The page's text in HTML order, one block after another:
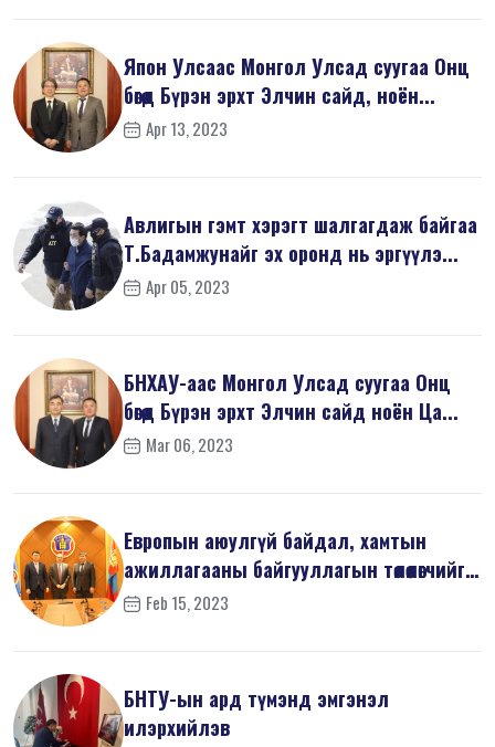
Япон Улсаас Монгол Улсад суугаа Онц
бөгөөд Бүрэн эрхт Элчин сайд, ноён...
Apr 13, 2023
Авлигын гэмт хэрэгт шалгагдаж байгаа
Т.Бадамжунайг эх оронд нь эргүүлэ...
Apr 05, 2023
БНХАУ-аас Монгол Улсад суугаа Онц
бөгөөд Бүрэн эрхт Элчин сайд ноён Ца...
Mar 06, 2023
Европын аюулгүй байдал, хамтын
ажиллагааны байгууллагын төлөөлөгчийг
х...Feb 15, 2023
БНТУ-ын ард түмэнд эмгэнэл
илэрхийлэв